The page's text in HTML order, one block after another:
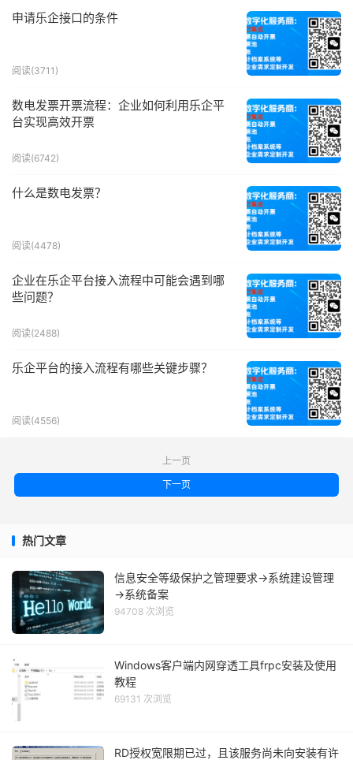
申请乐企接口的条件
阅读(3711)
数电发票开票流程：企业如何利用乐企平
台实现高效开票
阅读(6742)
什么是数电发票？
阅读(4478)
企业在乐企平台接入流程中可能会遇到哪
些问题？
阅读(2488)
乐企平台的接入流程有哪些关键步骤？
阅读(4556)
上一页
下一页
热门文章
信息安全等级保护之管理要求→系统建设管理
→系统备案
94708 次浏览
Windows客户端内网穿透工具frpc安装及使用
教程
69131 次浏览
RD授权宽限期已过，且该服务尚未向安装有许